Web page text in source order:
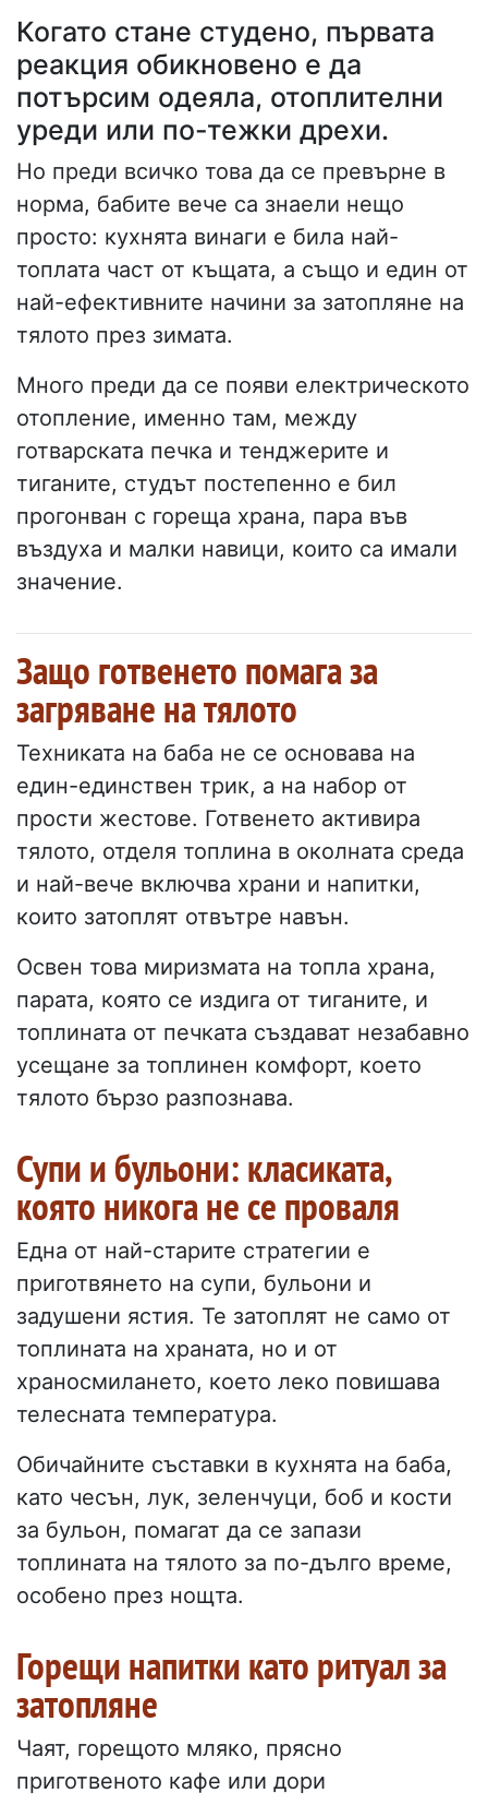
Когато стане студено, първата
реакция обикновено е да
потърсим одеяла, отоплителни
уреди или по-тежки дрехи.
Но преди всичко това да се превърне в
норма, бабите вече са знаели нещо
просто: кухнята винаги е била най-
топлата част от къщата, а също и един от
най-ефективните начини за затопляне на
тялото през зимата.
Много преди да се появи електрическото
отопление, именно там, между
готварската печка и тенджерите и
тиганите, студът постепенно е бил
прогонван с гореща храна, пара във
въздуха и малки навици, които са имали
значение.
Защо готвенето помага за
загряване на тялото
Техниката на баба не се основава на
един-единствен трик, а на набор от
прости жестове. Готвенето активира
тялото, отделя топлина в околната среда
и най-вече включва храни и напитки,
които затоплят отвътре навън.
Освен това миризмата на топла храна,
парата, която се издига от тиганите, и
топлината от печката създават незабавно
усещане за топлинен комфорт, което
тялото бързо разпознава.
Супи и бульони: класиката,
която никога не се проваля
Една от най-старите стратегии е
приготвянето на супи, бульони и
задушени ястия. Те затоплят не само от
топлината на храната, но и от
храносмилането, което леко повишава
телесната температура.
Обичайните съставки в кухнята на баба,
като чесън, лук, зеленчуци, боб и кости
за бульон, помагат да се запази
топлината на тялото за по-дълго време,
особено през нощта.
Горещи напитки като ритуал за
затопляне
Чаят, горещото мляко, прясно
приготвеното кафе или дори